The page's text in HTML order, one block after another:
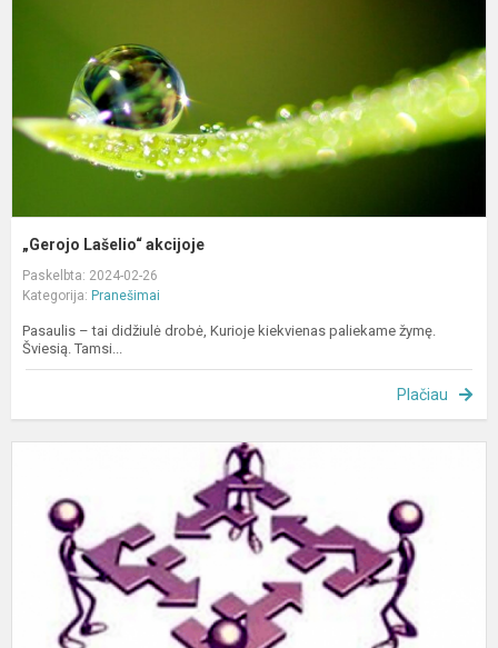
„Gerojo Lašelio“ akcijoje
Paskelbta: 2024-02-26
Kategorija: Pranešimai
Pasaulis – tai didžiulė drobė, Kurioje kiekvienas paliekame žymę.
Šviesią. Tamsi...
Plačiau